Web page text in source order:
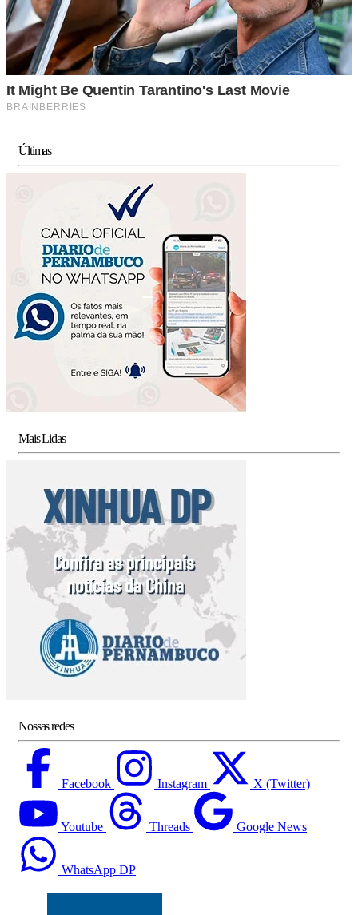
Últimas
Mais Lidas
Nossas redes
Facebook Instagram X (Twitter)
Youtube Threads Google News
WhatsApp DP